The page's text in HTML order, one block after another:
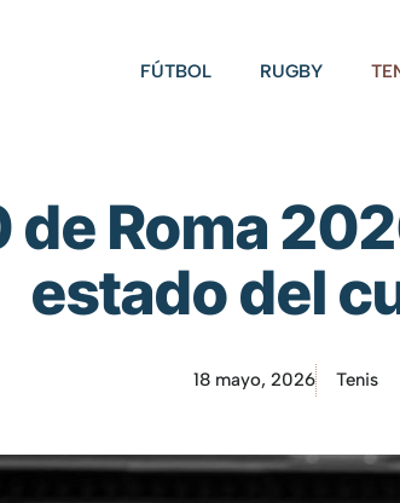
FÚTBOL RUGBY
Roma
estado del
18 mayo, 2026 Tenis